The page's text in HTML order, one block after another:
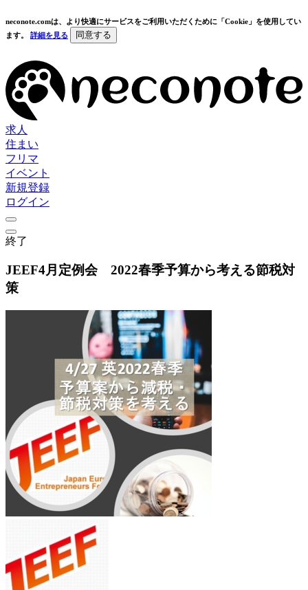
neconote.comは、より快適にサービスをご利用いただくために「Cookie」を使用してい
ます。 詳細を見る 同意する
求人
住まい
フリマ
イベント
新規登録
ログイン
終了
JEEF4月定例会 2022春季予算から考える節税対
策